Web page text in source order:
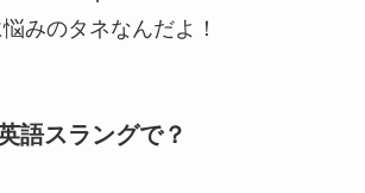
みのタネなんだよ！
語スラングで？